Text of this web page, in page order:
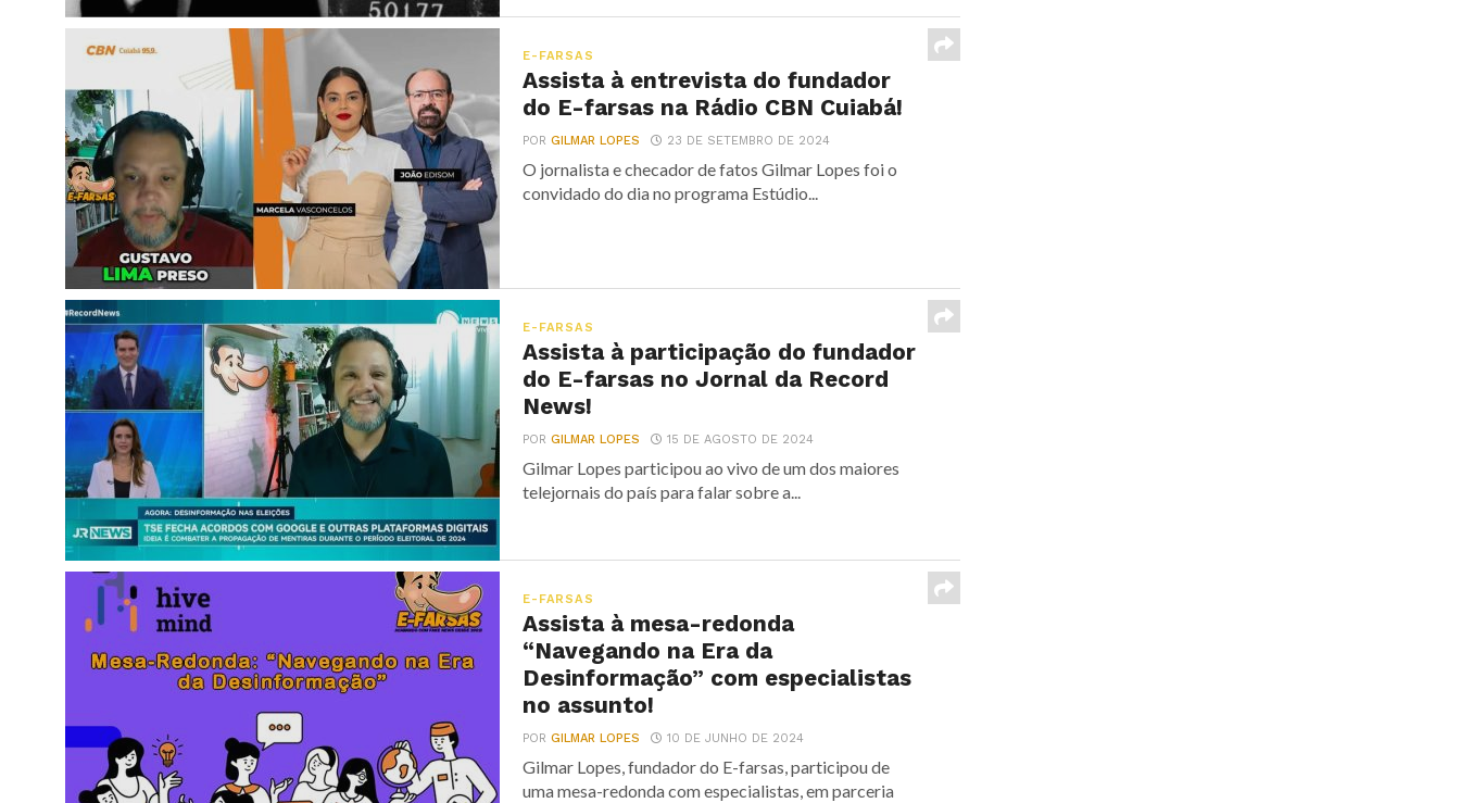
E-FARSAS
Assista à entrevista do fundador
do E-farsas na Rádio CBN Cuiabá!
PORGILMAR LOPES 23 DE SETEMBRO DE 2024
O jornalista e checador de fatos Gilmar Lopes foi o
convidado do dia no programa Estúdio...
E-FARSAS
Assista à participação do fundador
do E-farsas no Jornal da Record
News!
PORGILMAR LOPES 15 DE AGOSTO DE 2024
Gilmar Lopes participou ao vivo de um dos maiores
telejornais do país para falar sobre a...
E-FARSAS
Assista à mesa-redonda
“Navegando na Era da
Desinformação” com especialistas
no assunto!
PORGILMAR LOPES 10 DE JUNHO DE 2024
Gilmar Lopes, fundador do E-farsas, participou de
uma mesa-redonda com especialistas, em parceria